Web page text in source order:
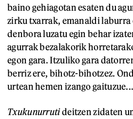
baino gehiagotan esaten du
zirku txarrak, emanaldi laburra
denbora luzatu egin behar
agurrak bezalakorik
egon gara. Itzuliko gara
berriz ere, bihotz-bihotzez.
urtean hemen izango
Txukunurrutideitzen zidaten